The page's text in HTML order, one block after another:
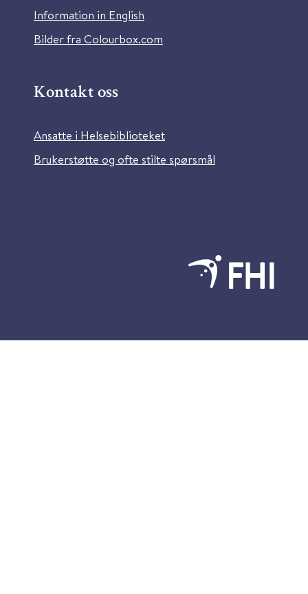
Information in English
Bilder fra Colourbox.com
Kontakt oss
Ansatte i Helsebiblioteket
Brukerstøtte og ofte stilte spørsmål